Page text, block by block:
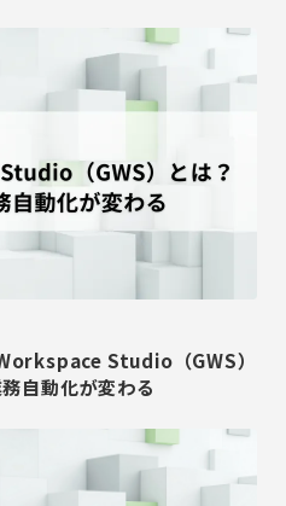
Studio（GWS）
自動化が変わる